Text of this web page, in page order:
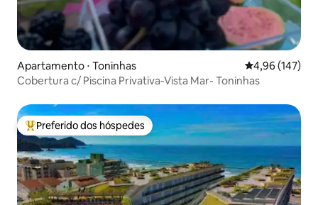
Apartamento ⋅ Toninhas 4,96 de uma
4,96 (147)
Cobertura c/ Piscina Privativa-Vista Mar- Toninhas
Entre os melhores preferidos dos hóspedes
Preferido dos hóspedes